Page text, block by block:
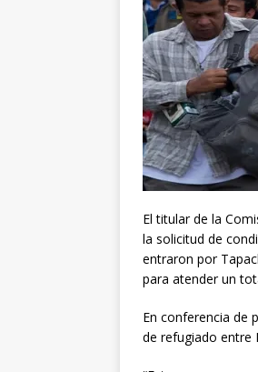
El titular de la
la solicitud de
entraron por
para atender un
En conferencia de
de refugiado entre